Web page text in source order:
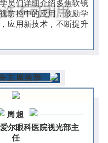
员们详细介绍多焦软镜
防控中的应用，鼓励学
应用新技术，不断提升
主席致辞
周超
尔眼科医院视光部主
任